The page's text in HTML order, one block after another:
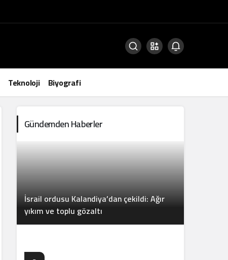
Teknoloji Biyografi
Gündemden Haberler
İsrail ordusu Kalandiya’dan çekildi: Ağır
yıkım ve toplu gözaltı